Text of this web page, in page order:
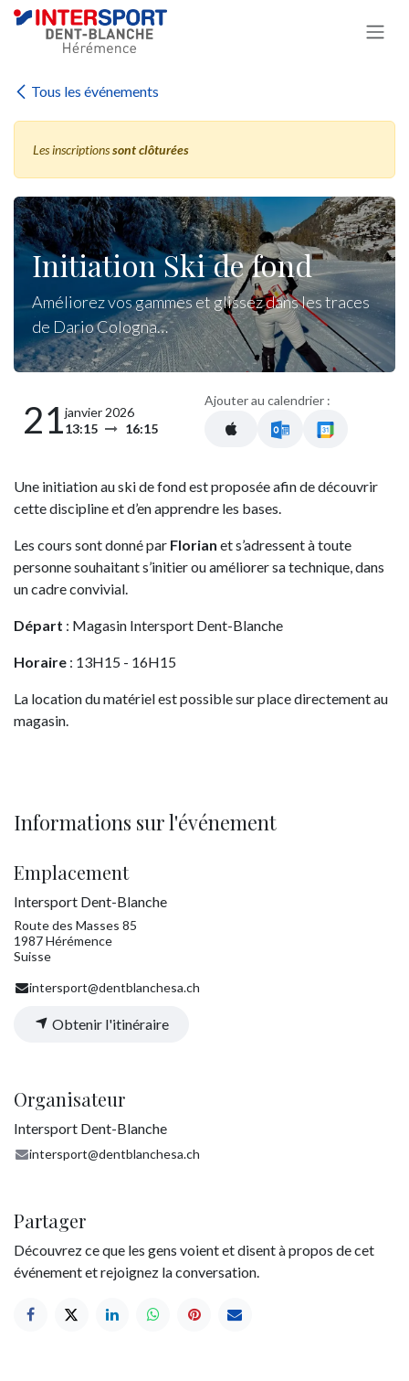
Se rendre au contenu
Tous les événements
Les inscriptionssont clôturées
Initiation Ski de fond
Améliorez vos gammes et glissez dans les traces
de Dario Cologna…
21janvier 2026
13:15
16:15
Ajouter au calendrier :
Une initiation au ski de fond est proposée afin de découvrir
cette discipline et d’en apprendre les bases.
Les cours sont donné par Florian et s’adressent à toute
personne souhaitant s’initier ou améliorer sa technique, dans
un cadre convivial.
Départ : Magasin Intersport Dent-Blanche
Horaire : 13H15 - 16H15
La location du matériel est possible sur place directement au
magasin.
Informations sur l'événement
Emplacement
Intersport Dent-Blanche
Route des Masses 85
1987 Hérémence
Suisse
intersport@dentblanchesa.ch
Obtenir l'itinéraire
Organisateur
Intersport Dent-Blanche
intersport@dentblanchesa.ch
Partager
Découvrez ce que les gens voient et disent à propos de cet
événement et rejoignez la conversation.